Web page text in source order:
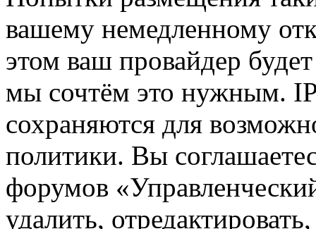
вашему немедленному
этом ваш провайдер
мы сочтём это нужным.
сохраняются для
политики. Вы
форумов
удалить,